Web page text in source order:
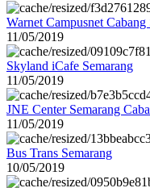
Warnet Campusnet Cabang
11/05/2019
Skyland iCafe Semarang
11/05/2019
JNE Center Semarang
11/05/2019
Bus Trans Semarang
10/05/2019